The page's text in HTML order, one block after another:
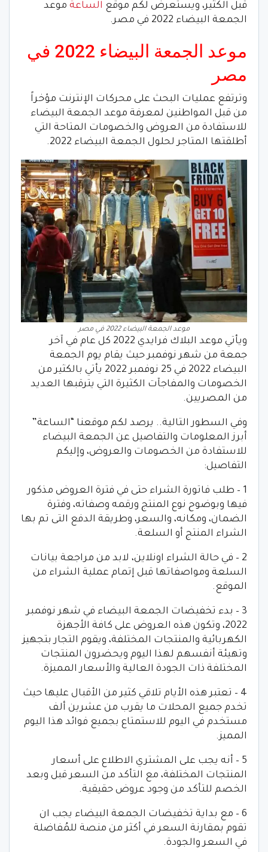
قبل الكثير، ويستعرض لكم موقع الساعة موعد
الجمعة البيضاء 2022 في مصر.
موعد الجمعة البيضاء 2022 في
مصر
وترتفع عمليات البحث على محركات الإنترنت مؤخراً
من قبل المواطنين لمعرفة موعد الجمعة البيضاء
للاستفادة من العروض والخصومات المتاحة التي
أطلقتها المتاجر لحلول الجمعة البيضاء 2022.
موعد الجمعة البيضاء 2022 في مصر
ويأتي موعد البلاك فرايدي 2022 كل عام في آخر
جمعة من شهر نوفمبر حيث يقام يوم الجمعة
البيضاء 2022 في 25 نوفمبر 2022 يأتي بالكثير من
الخصومات والمفاجآت الكثيرة التي يترقبها العديد
من المصريين.
وفي السطور التالية.. يرصد لكم موقعنا “الساعة”
أبرز المعلومات والتفاصيل عن الجمعة البيضاء
للاستفادة من الخصومات والعروض، وإليكم
التفاصيل:
1 – طلب فاتورة الشراء حتى في فترة العروض مذكور
فيها وبوضوح نوع المنتج ورقمه وصفاته، وفترة
الضمان، ومكانه، والسعر، وطريقة الدفع التى تم بها
الشراء المنتج أو السلعة.
2 – في حالة الشراء اونلاين، لابد من مراجعة بيانات
السلعة ومواصفاتها قبل إتمام عملية الشراء من
الموقع.
3 – بدء تخفيضات الجمعة البيضاء في شهر نوفمبر
2022، وتكون هذه العروض على كافة الأجهزة
الكهربائية والمنتجات المختلفة، ويقوم التجار بتجهيز
وتهيئة أنفسهم لهذا اليوم ويحضرون المنتجات
المختلفة ذات الجودة العالية والأسعار المميزة.
4 – تعتبر هذه الأيام تلاقي كثير من الأقبال عليها حيث
تخدم جميع المحلات ما يقرب من عشرين ألف
مستخدم في اليوم للاستمتاع بجميع فوائد هذا اليوم
المميز.
5 – أنه يجب على المشتري الاطلاع على أسعار
المنتجات المختلفة، مع التأكد من السعر قبل وبعد
الخصم للتأكد من وجود عروض حقيقية.
6 – مع بداية تخفيضات الجمعة البيضاء يجب ان
تقوم بمقارنة السعر في أكثر من منصة للمُفاضلة
في السعر والجودة.